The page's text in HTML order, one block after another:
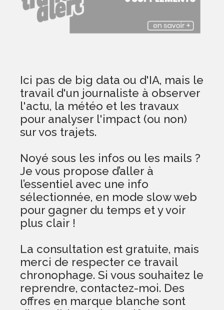
Ici pas de big data ou d'IA, mais le
travail d'un journaliste à observer
l'actu, la météo et les travaux
pour analyser l'impact (ou non)
sur vos trajets.
Noyé sous les infos ou les mails ?
Je vous propose d’aller à
l’essentiel avec une info
sélectionnée, en mode slow web
pour gagner du temps et y voir
plus clair !
La consultation est gratuite, mais
merci de respecter ce travail
chronophage. Si vous souhaitez le
reprendre, contactez-moi. Des
offres en marque blanche sont